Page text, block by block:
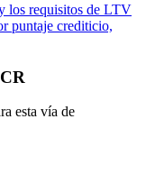
los requisitos de LTV
puntaje crediticio,
esta vía de